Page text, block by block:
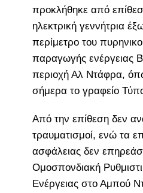
προκλήθηκε από
ηλεκτρική γεννήτρια
περίμετρο του
παραγωγής ενέργειας
περιοχή Αλ Ντάφρα,
σήμερα το γραφείο
Από την επίθεση δεν
τραυματισμοί, ενώ τα
ασφάλειας δεν
Ομοσπονδιακή
Ενέργειας στο Αμπού